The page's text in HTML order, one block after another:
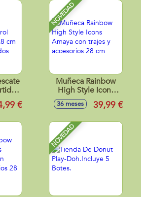
-
€
NOVEDAD
Muñeca Rainbow
High Style Icons
Amaya con trajes y
accesorios 28 cm
36 meses 39,99 €
NOVEDAD